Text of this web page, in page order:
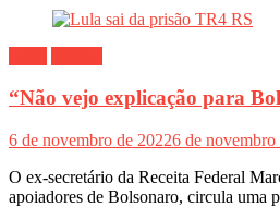
“Não vejo explicação para
6 de novembro de 20226 de novembro
O ex-secretário da Receita Federal
apoiadores de Bolsonaro, circula uma